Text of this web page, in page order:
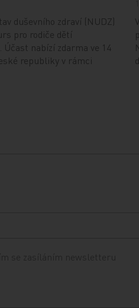
duševního zdraví (NUDZ)
pro rodiče dětí
nabízí zdarma ve 14
republiky v rámci